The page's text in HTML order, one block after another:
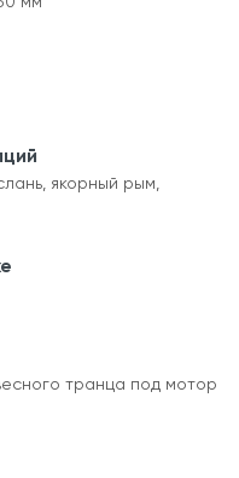
якорный рым,
транца под мотор